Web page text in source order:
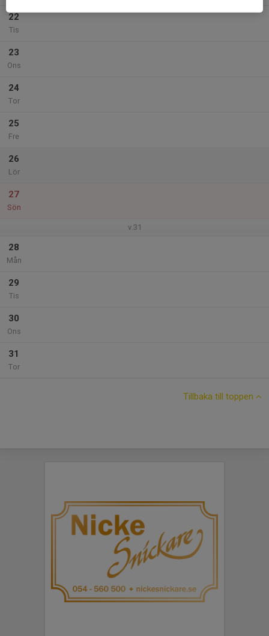
22
Tis
23
Ons
24
Tor
25
Fre
26
Lör
27
Sön
v.31
28
Mån
29
Tis
30
Ons
31
Tor
Tillbaka till toppen